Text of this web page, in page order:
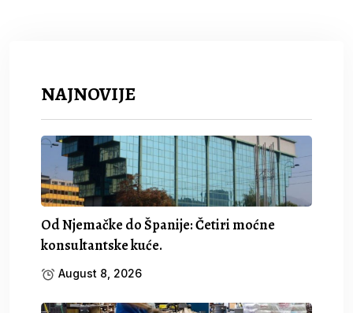
NAJNOVIJE
Od Njemačke do Španije: Četiri moćne
konsultantske kuće.
August 8, 2026